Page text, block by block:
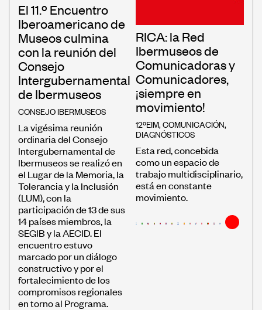
El 11.º Encuentro
Iberoamericano de
Museos culmina
con la reunión del
Consejo
Intergubernamental
de Ibermuseos
CONSEJO IBERMUSEOS
La vigésima reunión
ordinaria del Consejo
Intergubernamental de
Ibermuseos se realizó en
el Lugar de la Memoria, la
Tolerancia y la Inclusión
(LUM), con la
participación de 13 de sus
14 países miembros, la
SEGIB y la AECID. El
encuentro estuvo
marcado por un diálogo
constructivo y por el
fortalecimiento de los
compromisos regionales
en torno al Programa.
RICA: la Red
Ibermuseos de
Comunicadoras y
Comunicadores,
¡siempre en
movimiento!
12ºEIM,COMUNICACIÓN,
DIAGNÓSTICOS
Esta red, concebida
como un espacio de
trabajo multidisciplinario,
está en constante
movimiento.